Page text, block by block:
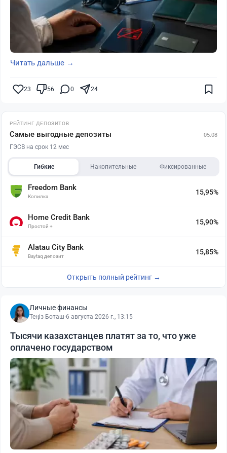
Читать дальше →
23 56 0 24
РЕЙТИНГ ДЕПОЗИТОВ
Самые выгодные депозиты 05.08
ГЭСВ на срок 12 мес
Гибкие Накопительные Фиксированные
Freedom Bank
Копилка
15,95%
Home Credit Bank
Простой +
15,90%
Alatau City Bank
Baytaq депозит
15,85%
Открыть полный рейтинг →
Личные финансы
Теңіз Боташ·6 августа 2026 г., 13:15
Тысячи казахстанцев платят за то, что уже
оплачено государством